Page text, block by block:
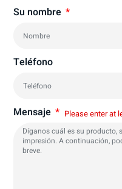
Su nombre
Teléfono
Mensaje Please enter at